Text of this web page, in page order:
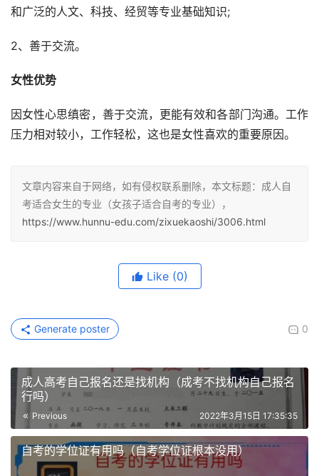
和广泛的人文、科技、经贸等专业基础知识;
2、善于交流。
女性优势
因女性心思缜密，善于交流，更能有效和各部门沟通。工作
压力相对较小，工作轻松，这也是女性喜欢的重要原因。
文章内容来自于网络，如有侵权联系删除，本文标题：成人自
考适合女生的专业（女孩子适合自考的专业），
https://www.hunnu-edu.com/zixuekaoshi/3006.html
Like (0)
0
Generate poster
成人高考自己报名还是找机构（成考不找机构自己报名
行吗）
Previous 2022年3月15日 17:35:35
自考的学位证有用吗（自考学位证根本没用）